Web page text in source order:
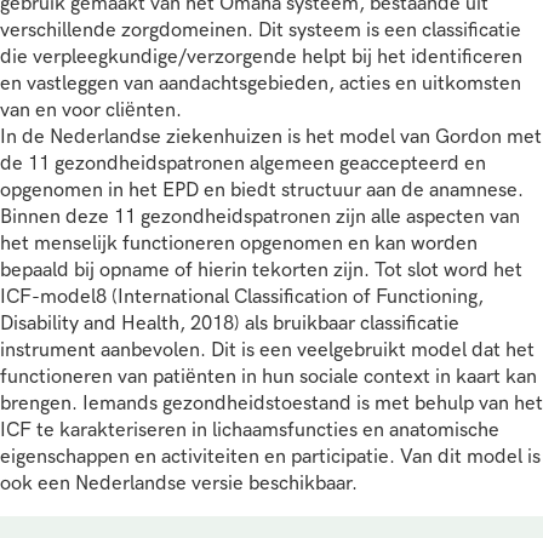
verschillende zorgdomeinen. Dit systeem is een classificatie
die verpleegkundige/verzorgende helpt bij het identificeren
en vastleggen van aandachtsgebieden, acties en uitkomsten
van en voor cliënten.
In de Nederlandse ziekenhuizen is het model van Gordon met
de 11 gezondheidspatronen algemeen geaccepteerd en
opgenomen in het EPD en biedt structuur aan de anamnese.
Binnen deze 11 gezondheidspatronen zijn alle aspecten van
het menselijk functioneren opgenomen en kan worden
bepaald bij opname of hierin tekorten zijn. Tot slot word het
ICF-model8 (International Classification of Functioning,
Disability and Health, 2018) als bruikbaar classificatie
instrument aanbevolen. Dit is een veelgebruikt model dat het
functioneren van patiënten in hun sociale context in kaart kan
brengen. Iemands gezondheidstoestand is met behulp van het
ICF te karakteriseren in lichaamsfuncties en anatomische
eigenschappen en activiteiten en participatie. Van dit model is
ook een Nederlandse versie beschikbaar.